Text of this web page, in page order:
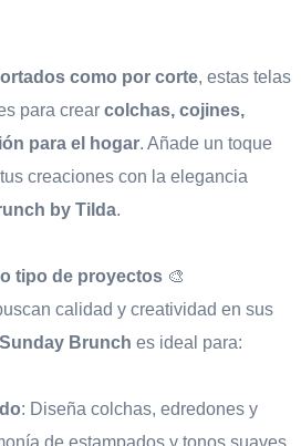
como por corte, estas telas
para crear colchas, cojines,
para el hogar. Añade un toque
creaciones con la elegancia
by Tilda.
tipo de proyectos 🎨
calidad y creatividad en sus
Sunday Brunch es ideal para:
: Diseña colchas, edredones y